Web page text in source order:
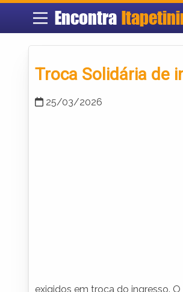
Encontra
Troca Solidária de
25/03/2026
exigidos em troca do ingresso.